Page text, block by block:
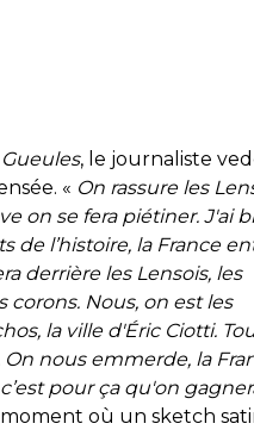
, le journaliste
« On rassure les
on se fera piétiner. J'ai
de l’histoire, la France
derrière les Lensois, les
Nous, on est les
la ville d'Éric Ciotti.
nous emmerde, la
pour ça qu'on
où un sketch